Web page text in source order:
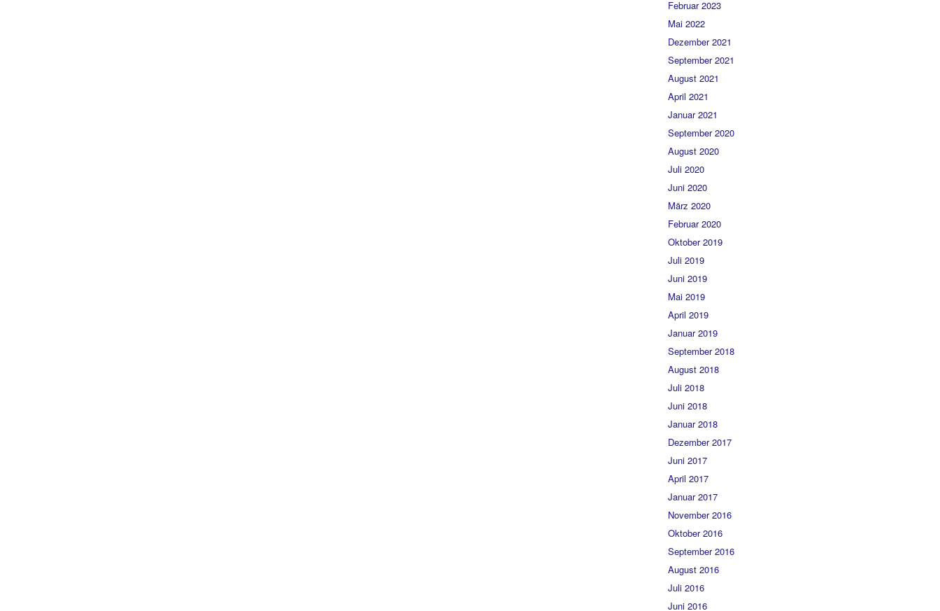
Februar 2023
Mai 2022
Dezember 2021
September 2021
August 2021
April 2021
Januar 2021
September 2020
August 2020
Juli 2020
Juni 2020
März 2020
Februar 2020
Oktober 2019
Juli 2019
Juni 2019
Mai 2019
April 2019
Januar 2019
September 2018
August 2018
Juli 2018
Juni 2018
Januar 2018
Dezember 2017
Juni 2017
April 2017
Januar 2017
November 2016
Oktober 2016
September 2016
August 2016
Juli 2016
Juni 2016